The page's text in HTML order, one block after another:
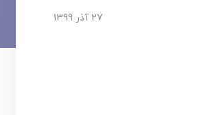
27 آذر 1399